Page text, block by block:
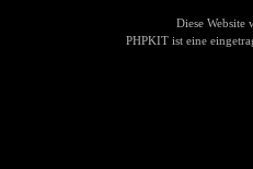
Diese Website
PHPKIT ist eine